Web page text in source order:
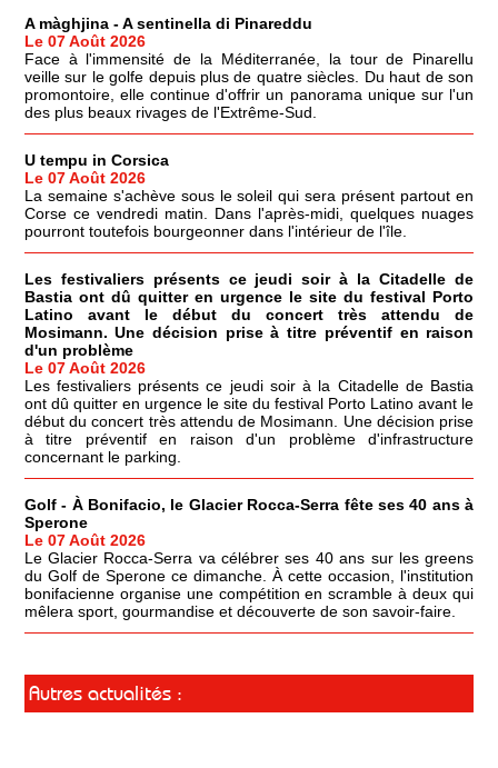
A màghjina - A sentinella di Pinareddu
Le 07 Août 2026
Face à l'immensité de la Méditerranée, la tour de Pinarellu
veille sur le golfe depuis plus de quatre siècles. Du haut de son
promontoire, elle continue d'offrir un panorama unique sur l'un
des plus beaux rivages de l'Extrême-Sud.
U tempu in Corsica
Le 07 Août 2026
La semaine s'achève sous le soleil qui sera présent partout en
Corse ce vendredi matin. Dans l'après-midi, quelques nuages
pourront toutefois bourgeonner dans l'intérieur de l'île.
Les festivaliers présents ce jeudi soir à la Citadelle de
Bastia ont dû quitter en urgence le site du festival Porto
Latino avant le début du concert très attendu de
Mosimann. Une décision prise à titre préventif en raison
d'un problème
Le 07 Août 2026
Les festivaliers présents ce jeudi soir à la Citadelle de Bastia
ont dû quitter en urgence le site du festival Porto Latino avant le
début du concert très attendu de Mosimann. Une décision prise
à titre préventif en raison d'un problème d'infrastructure
concernant le parking.
Golf - À Bonifacio, le Glacier Rocca-Serra fête ses 40 ans à
Sperone
Le 07 Août 2026
Le Glacier Rocca-Serra va célébrer ses 40 ans sur les greens
du Golf de Sperone ce dimanche. À cette occasion, l'institution
bonifacienne organise une compétition en scramble à deux qui
mêlera sport, gourmandise et découverte de son savoir-faire.
Autres actualités :